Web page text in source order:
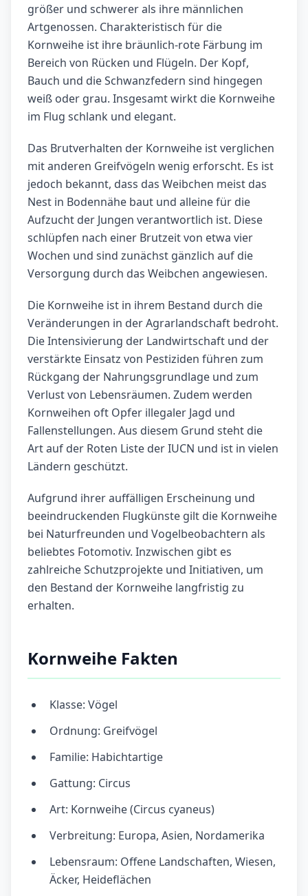
größer und schwerer als ihre männlichen
Artgenossen. Charakteristisch für die
Kornweihe ist ihre bräunlich-rote Färbung im
Bereich von Rücken und Flügeln. Der Kopf,
Bauch und die Schwanzfedern sind hingegen
weiß oder grau. Insgesamt wirkt die Kornweihe
im Flug schlank und elegant.
Das Brutverhalten der Kornweihe ist verglichen
mit anderen Greifvögeln wenig erforscht. Es ist
jedoch bekannt, dass das Weibchen meist das
Nest in Bodennähe baut und alleine für die
Aufzucht der Jungen verantwortlich ist. Diese
schlüpfen nach einer Brutzeit von etwa vier
Wochen und sind zunächst gänzlich auf die
Versorgung durch das Weibchen angewiesen.
Die Kornweihe ist in ihrem Bestand durch die
Veränderungen in der Agrarlandschaft bedroht.
Die Intensivierung der Landwirtschaft und der
verstärkte Einsatz von Pestiziden führen zum
Rückgang der Nahrungsgrundlage und zum
Verlust von Lebensräumen. Zudem werden
Kornweihen oft Opfer illegaler Jagd und
Fallenstellungen. Aus diesem Grund steht die
Art auf der Roten Liste der IUCN und ist in vielen
Ländern geschützt.
Aufgrund ihrer auffälligen Erscheinung und
beeindruckenden Flugkünste gilt die Kornweihe
bei Naturfreunden und Vogelbeobachtern als
beliebtes Fotomotiv. Inzwischen gibt es
zahlreiche Schutzprojekte und Initiativen, um
den Bestand der Kornweihe langfristig zu
erhalten.
Kornweihe Fakten
Klasse: Vögel
Ordnung: Greifvögel
Familie: Habichtartige
Gattung: Circus
Art: Kornweihe (Circus cyaneus)
Verbreitung: Europa, Asien, Nordamerika
Lebensraum: Offene Landschaften, Wiesen,
Äcker, Heideflächen